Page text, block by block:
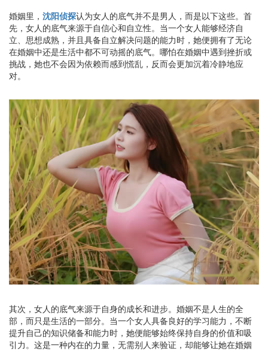
婚姻里， 沈阳侦探认为女人的底气并不是男人，而是以下这些。首
先，女人的底气来源于自信心和自立性。当一个女人能够经济自
立、思想成熟，并且具备自立解决问题的能力时，她便拥有了无论
在婚姻中还是生活中都不可动摇的底气。哪怕在婚姻中遇到挫折或
挑战，她也不会因为依赖而感到慌乱，反而会更加沉着冷静地应
对。
其次，女人的底气来源于自身的成长和进步。婚姻不是人生的全
部，而只是生活的一部分。当一个女人具备良好的学习能力，不断
提升自己的知识储备和能力时，她便能够始终保持自身的价值和吸
引力。这是一种内在的力量，无需别人来验证，却能够让她在婚姻